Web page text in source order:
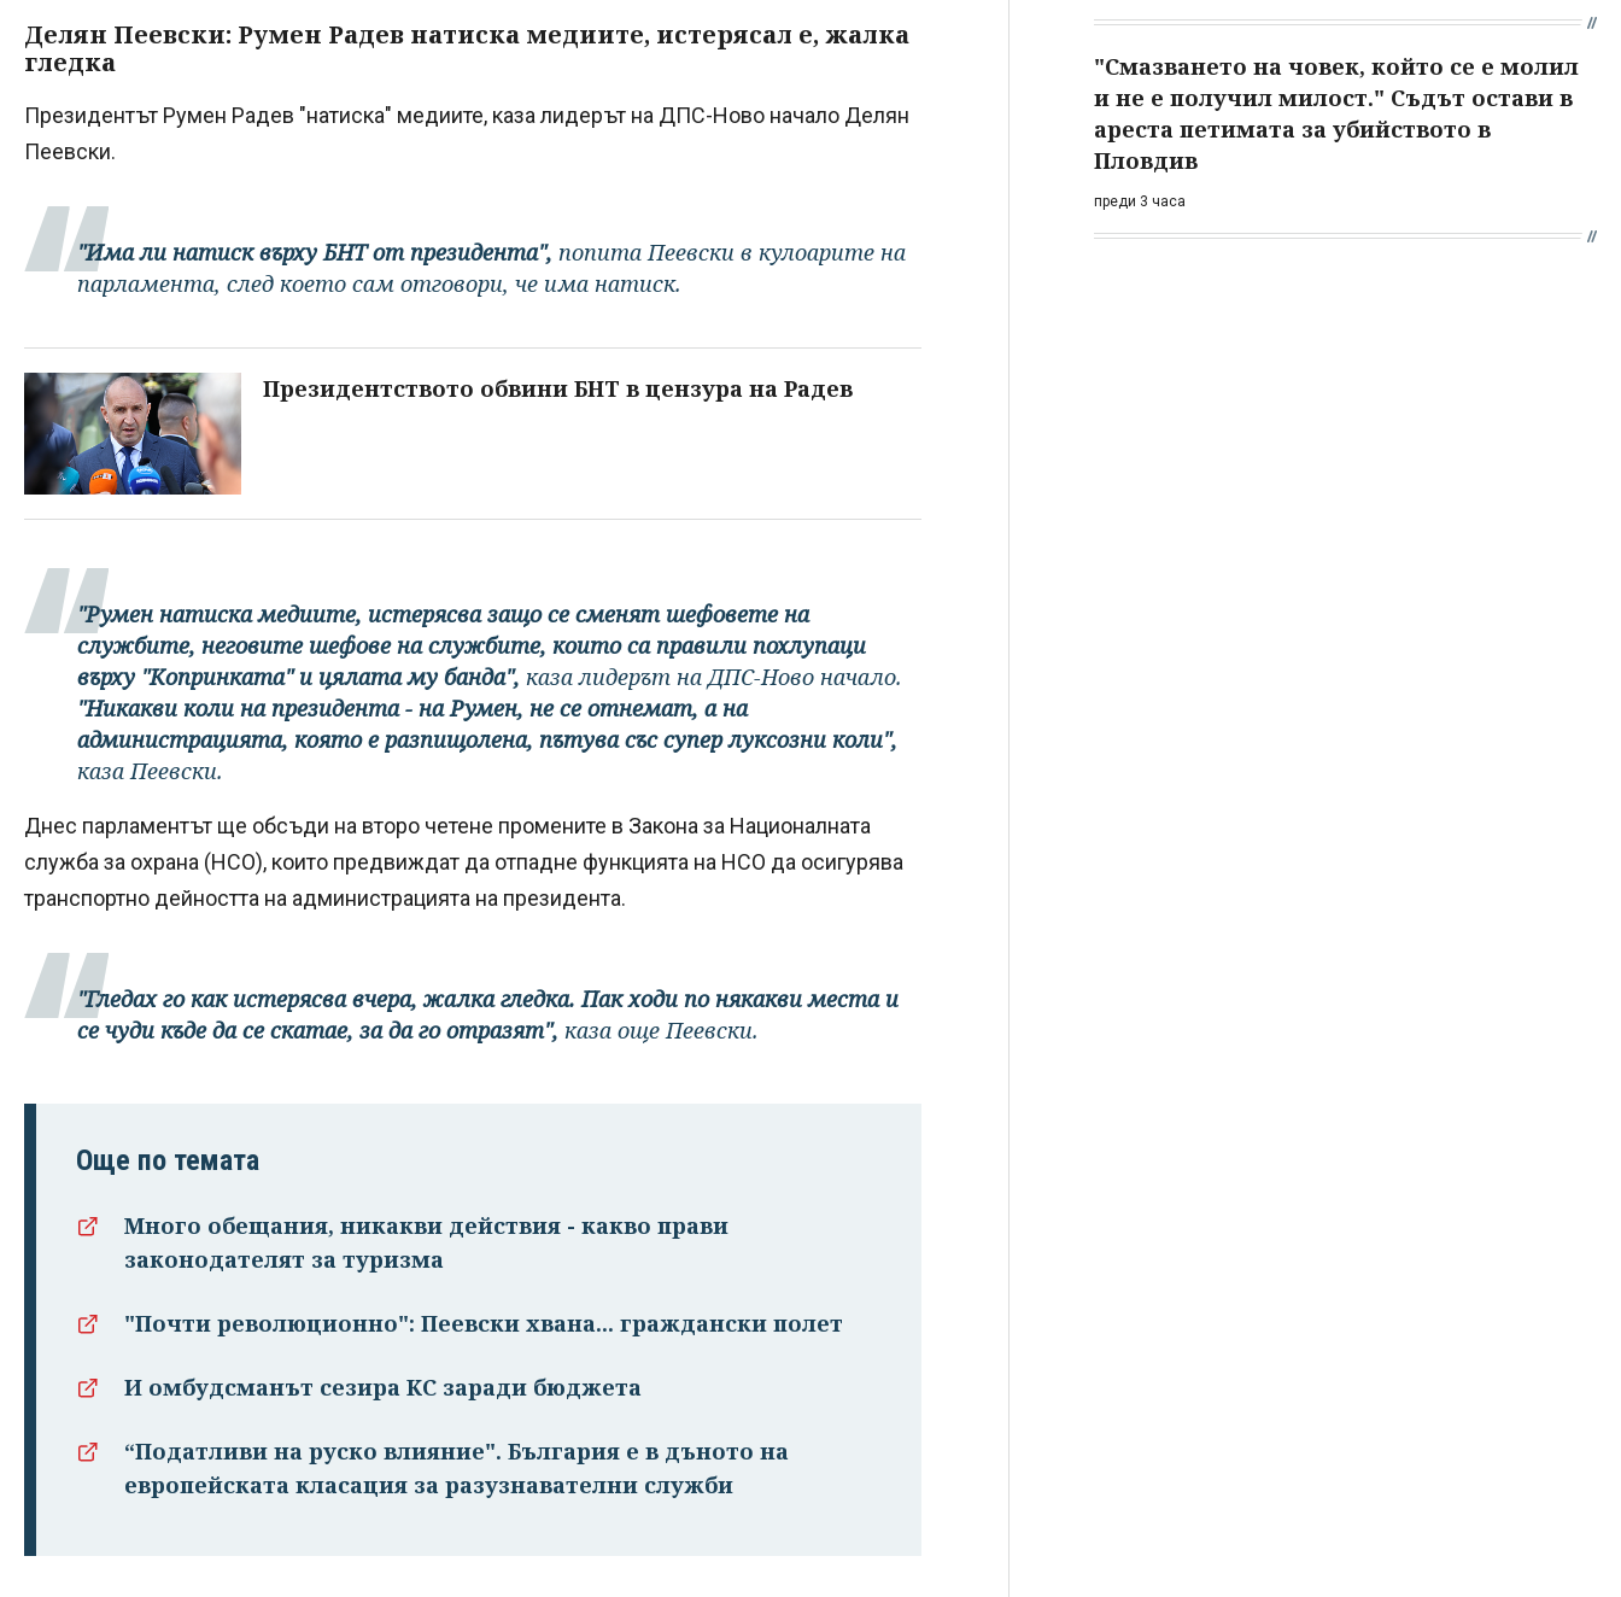
Делян Пеевски: Румен Радев натиска медиите, истерясал е, жалка
гледка
Президентът Румен Радев "натиска" медиите, каза лидерът на ДПС-Ново начало Делян
Пеевски.
"Има ли натиск върху БНТ от президента", попита Пеевски в кулоарите на
парламента, след което сам отговори, че има натиск.
Президентството обвини БНТ в цензура на Радев
"Румен натиска медиите, истерясва защо се сменят шефовете на
службите, неговите шефове на службите, които са правили похлупаци
върху "Копринката" и цялата му банда", каза лидерът на ДПС-Ново начало.
"Никакви коли на президента - на Румен, не се отнемат, а на
администрацията, която е разпищолена, пътува със супер луксозни коли",
каза Пеевски.
Днес парламентът ще обсъди на второ четене промените в Закона за Националната
служба за охрана (НСО), които предвиждат да отпадне функцията на НСО да осигурява
транспортно дейността на администрацията на президента.
"Гледах го как истерясва вчера, жалка гледка. Пак ходи по някакви места и
се чуди къде да се скатае, за да го отразят", каза още Пеевски.
Още по темата
Много обещания, никакви действия - какво прави
законодателят за туризма
"Почти революционно": Пеевски хвана... граждански полет
И омбудсманът сезира КС заради бюджета
“Податливи на руско влияние". България е в дъното на
европейската класация за разузнавателни служби
"Смазването на човек, който се е молил
и не е получил милост." Съдът остави в
ареста петимата за убийството в
Пловдив
преди 3 часа